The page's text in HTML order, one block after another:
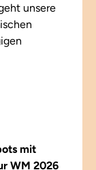
unsere
mit
WM 2026